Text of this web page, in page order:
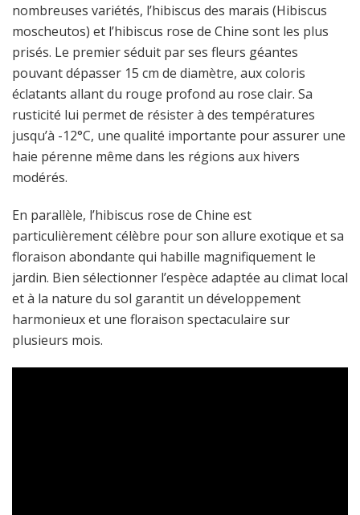
nombreuses variétés, l’hibiscus des marais (Hibiscus
moscheutos) et l’hibiscus rose de Chine sont les plus
prisés. Le premier séduit par ses fleurs géantes
pouvant dépasser 15 cm de diamètre, aux coloris
éclatants allant du rouge profond au rose clair. Sa
rusticité lui permet de résister à des températures
jusqu’à -12°C, une qualité importante pour assurer une
haie pérenne même dans les régions aux hivers
modérés.
En parallèle, l’hibiscus rose de Chine est
particulièrement célèbre pour son allure exotique et sa
floraison abondante qui habille magnifiquement le
jardin. Bien sélectionner l’espèce adaptée au climat local
et à la nature du sol garantit un développement
harmonieux et une floraison spectaculaire sur
plusieurs mois.